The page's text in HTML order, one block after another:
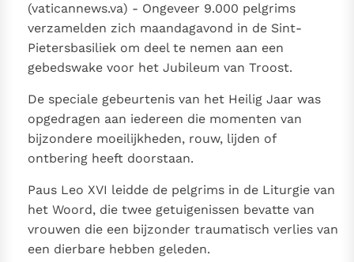
Leer de kostbare parel van Gods koninkrijk te
herkennen
Gods Koninkrijk groeit stilletjes door liefde, niet door
dwang
De mystiek. De mystieke verschijnselen en de
Berichten
Het Vaticaan publiceert een nieuwe Latijnse uitgave
van het Romeins martyrologium
Vaticaanse financiële waakhond verliest autonomie
Paus Leo XIV in Pavia: "De stad is zowel een gave als
Paus in Pavia: St. Augustinus toont ons de noodzaak om
"naar het innerlijk" toe te keren.
(vaticannews.va) - Ongeveer 9.000 pelgrims
verzamelden zich maandagavond in de Sint-
Pietersbasiliek om deel te nemen aan een
gebedswake voor het Jubileum van Troost.
De speciale gebeurtenis van het Heilig Jaar was
opgedragen aan iedereen die momenten van
bijzondere moeilijkheden, rouw, lijden of
ontbering heeft doorstaan.
Paus Leo XVI leidde de pelgrims in de Liturgie van
het Woord, die twee getuigenissen bevatte van
vrouwen die een bijzonder traumatisch verlies van
een dierbare hebben geleden.